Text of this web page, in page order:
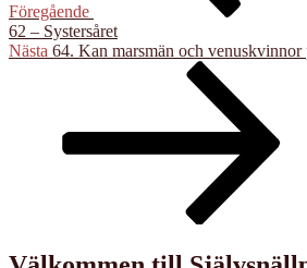
Föregående
62 – Systersåret
Nästa
Nästa 64. Kan marsmän och venuskvinnor